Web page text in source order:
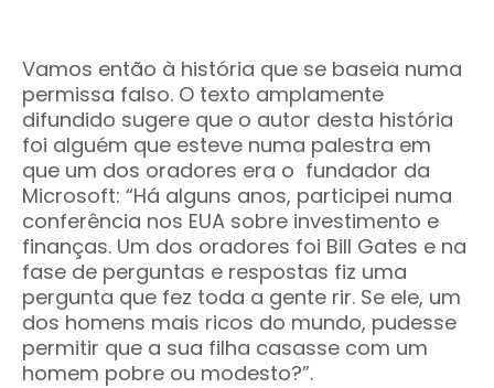
Vamos então à história que se baseia numa
permissa falso. O texto amplamente
difundido sugere que o autor desta história
foi alguém que esteve numa palestra em
que um dos oradores era o fundador da
Microsoft: “Há alguns anos, participei numa
conferência nos EUA sobre investimento e
finanças. Um dos oradores foi Bill Gates e na
fase de perguntas e respostas fiz uma
pergunta que fez toda a gente rir. Se ele, um
dos homens mais ricos do mundo, pudesse
permitir que a sua filha casasse com um
homem pobre ou modesto?”.